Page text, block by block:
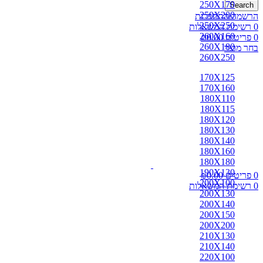
Search
הרשמה/התחברות
0 רשימת המשאלות
0 פריטים ₪0.00
בחר מוצר
0 פריטים ₪0.00
0 רשימת המשאלות
250X170
250X200
250X250
260X160
260X180
260X250
170X125
170X160
180X110
180X115
180X120
180X130
180X140
180X160
180X180
190X130
200X100
200X130
200X140
200X150
200X200
210X130
210X140
220X100